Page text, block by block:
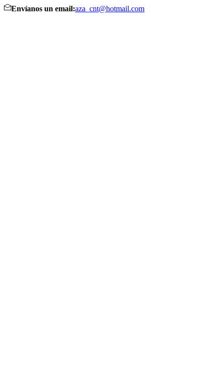
Envíanos un email:aza_cnt@hotmail.com